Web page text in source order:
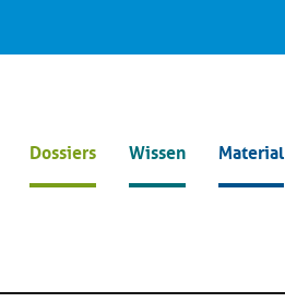
Dossiers Wissen Material